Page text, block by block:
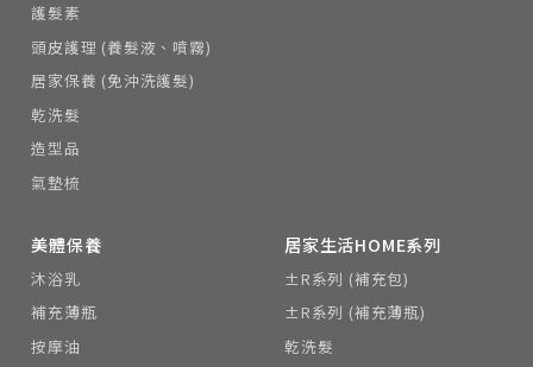
護髮素
頭皮護理 (養髮液、噴霧)
居家保養 (免沖洗護髮)
乾洗髮
造型品
氣墊梳
美體保養
沐浴乳
補充薄瓶
按摩油
居家生活HOME系列
±R系列 (補充包)
±R系列 (補充薄瓶)
乾洗髮